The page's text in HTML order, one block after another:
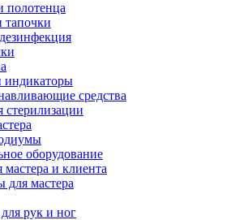
полотенца
средства
стерилизации
оборудование
и клиента
для мастера
рук и ног